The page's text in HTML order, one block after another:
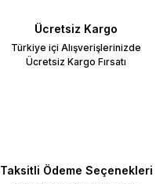
Ücretsiz Kargo
Türkiye içi Alışverişlerinizde
Ücretsiz Kargo Fırsatı
Taksitli Ödeme Seçenekleri